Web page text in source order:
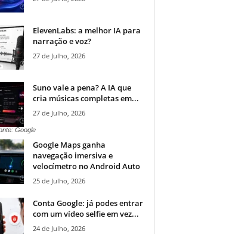
Google
ElevenLabs: a melhor IA para
narração e voz?
27 de Julho, 2026
Suno vale a pena? A IA que
cria músicas completas em...
27 de Julho, 2026
Google Maps ganha
navegação imersiva e
velocímetro no Android Auto
25 de Julho, 2026
Conta Google: já podes entrar
com um vídeo selfie em vez...
24 de Julho, 2026